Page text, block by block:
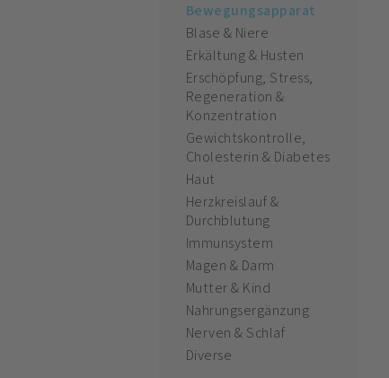
Bewegungsapparat
Blase & Niere
Erkältung & Husten
Erschöpfung, Stress,
Regeneration &
Konzentration
Gewichtskontrolle,
Cholesterin & Diabetes
Haut
Herzkreislauf &
Durchblutung
Immunsystem
Magen & Darm
Mutter & Kind
Nahrungsergänzung
Nerven & Schlaf
Diverse